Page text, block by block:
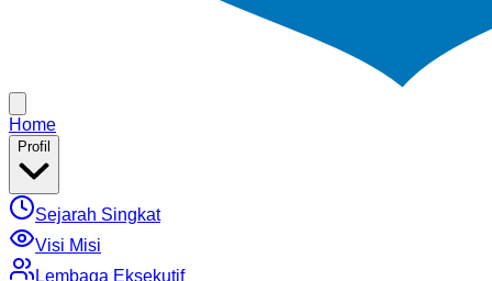
Home
Profil
Sejarah Singkat
Visi Misi
Lembaga Eksekutif